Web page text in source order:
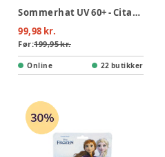
Sommerhat UV 60+ - Citadel
99,98 kr.
Før:199,95 kr.
Online 22 butikker